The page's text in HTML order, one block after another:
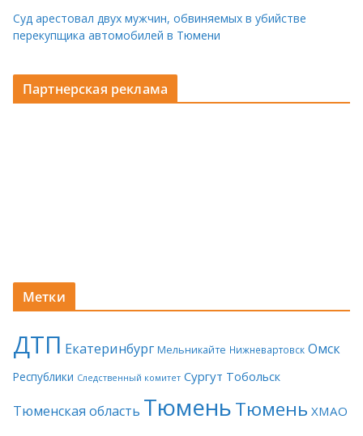
Суд арестовал двух мужчин, обвиняемых в убийстве
перекупщика автомобилей в Тюмени
Партнерская реклама
Метки
ДТП Екатеринбург Мельникайте Нижневартовск Омск
Республики Следственный комитет Сургут Тобольск
Тюменская область ТюменьТюмень ХМАО